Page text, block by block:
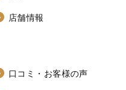
店舗情報
口コミ・お客様の声